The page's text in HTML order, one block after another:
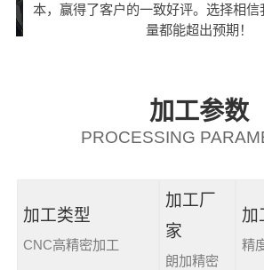
本，赢得了客户的一致好评。选择相
量都能超出预期！
加工参数
PROCESSING
加工类型
CNC高精密加工
加工厂
家
朗加精密
加
精